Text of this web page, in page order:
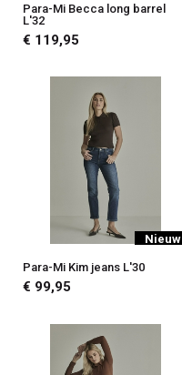
Para-Mi Becca long barrel
L'32
€ 119,95
Nieuw
Para-Mi Kim jeans L'30
€ 99,95